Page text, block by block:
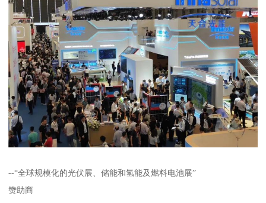
--“全球规模化的光伏展、储能和氢能及燃料电池展”
赞助商